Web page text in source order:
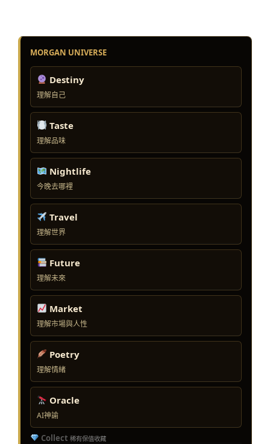
MORGAN UNIVERSE
Destiny
理解自己
Taste
理解品味
Nightlife
今晚去哪裡
Travel
理解世界
Future
理解未來
Market
理解市場與人性
Poetry
理解情緒
Oracle
AI神諭
Collect 稀有保值收藏